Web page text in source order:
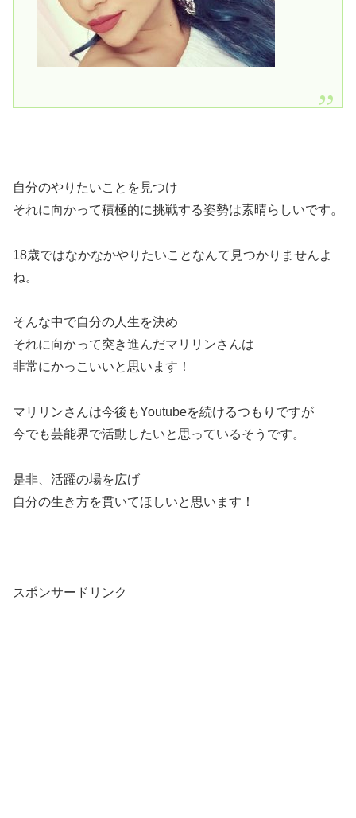
自分のやりたいことを見つけ
それに向かって積極的に挑戦する姿勢は素晴らしいです。
18歳ではなかなかやりたいことなんて見つかりませんよ
ね。
そんな中で自分の人生を決め
それに向かって突き進んだマリリンさんは
非常にかっこいいと思います！
マリリンさんは今後もYoutubeを続けるつもりですが
今でも芸能界で活動したいと思っているそうです。
是非、活躍の場を広げ
自分の生き方を貫いてほしいと思います！
スポンサードリンク